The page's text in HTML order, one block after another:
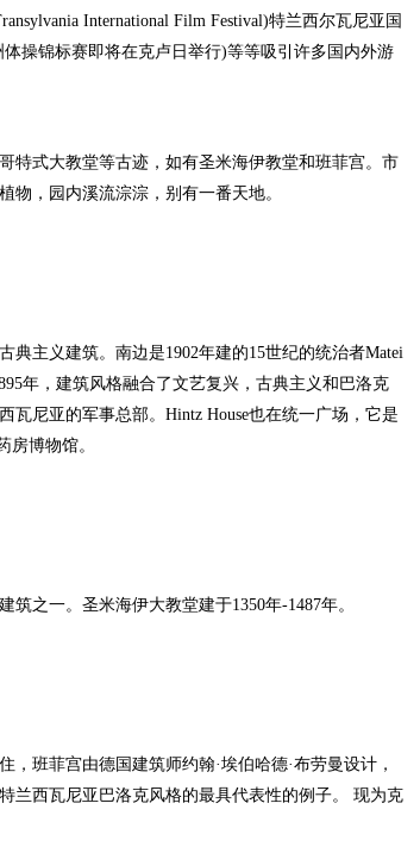
International Film Festival)特兰西尔瓦尼亚国
操锦标赛即将在克卢日举行)等等吸引许多国内外游
式大教堂等古迹，如有圣米海伊教堂和班菲宫。市
物，园内溪流淙淙，别有一番天地。
主义建筑。南边是1902年建的15世纪的统治者Matei
年，建筑风格融合了文艺复兴，古典主义和巴洛克
尼亚的军事总部。Hintz House也在统一广场，它是
房博物馆。
之一。圣米海伊大教堂建于1350年-1487年。
班菲宫由德国建筑师约翰·埃伯哈德·布劳曼设计，
兰西瓦尼亚巴洛克风格的最具代表性的例子。 现为克